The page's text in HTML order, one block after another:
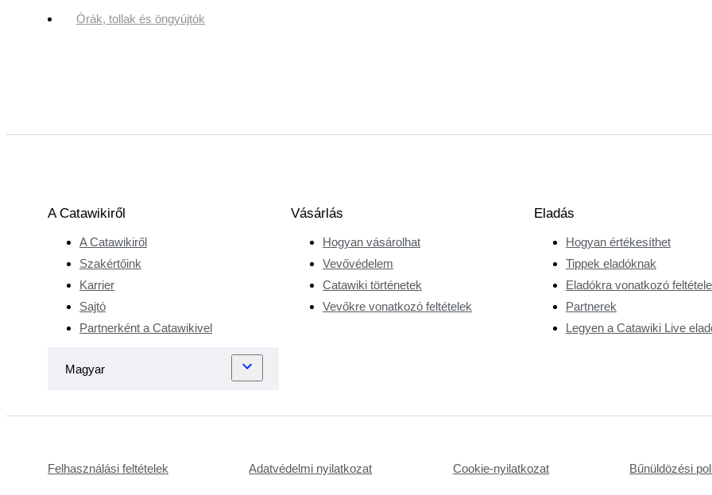
Órák, tollak és öngyújtók
A Catawikiről
A Catawikiről
Szakértőink
Karrier
Sajtó
Partnerként a Catawikivel
Vásárlás
Hogyan vásárolhat
Vevővédelem
Catawiki történetek
Vevőkre vonatkozó feltételek
Eladás
Hogyan értékesíthet
Tippek eladóknak
Eladókra vonatkozó
Partnerek
Legyen a Catawiki Live
Felhasználási feltételek Adatvédelmi nyilatkozat Cookie-nyilatkozat Bűnüldözési